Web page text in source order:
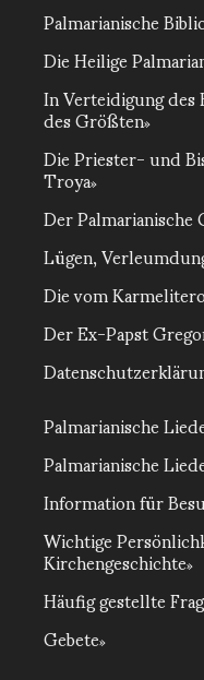
Palmarianische
Die Heilige
In Verteidigung
des Größten
Die Priester- und
Troya
Der
Lügen,
Die vom
Der Ex-Papst
Palmarianische
Palmarianische
Information für
Wichtige
Kirchengeschichte
Häufig gestellte
Gebete